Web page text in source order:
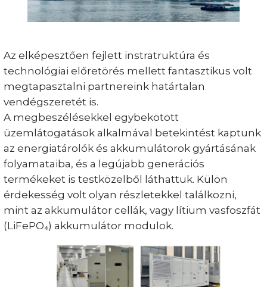
Az elképesztően fejlett instratruktúra és
technológiai előretörés mellett fantasztikus volt
megtapasztalni partnereink határtalan
vendégszeretét is.
A megbeszélésekkel egybekötött
üzemlátogatások alkalmával betekintést kaptunk
az energiatárolók és akkumulátorok gyártásának
folyamataiba, és a legújabb generációs
termékeket is testközelből láthattuk. Külön
érdekesség volt olyan részletekkel találkozni,
mint az akkumulátor cellák, vagy lítium vasfoszfát
(LiFePO₄) akkumulátor modulok.